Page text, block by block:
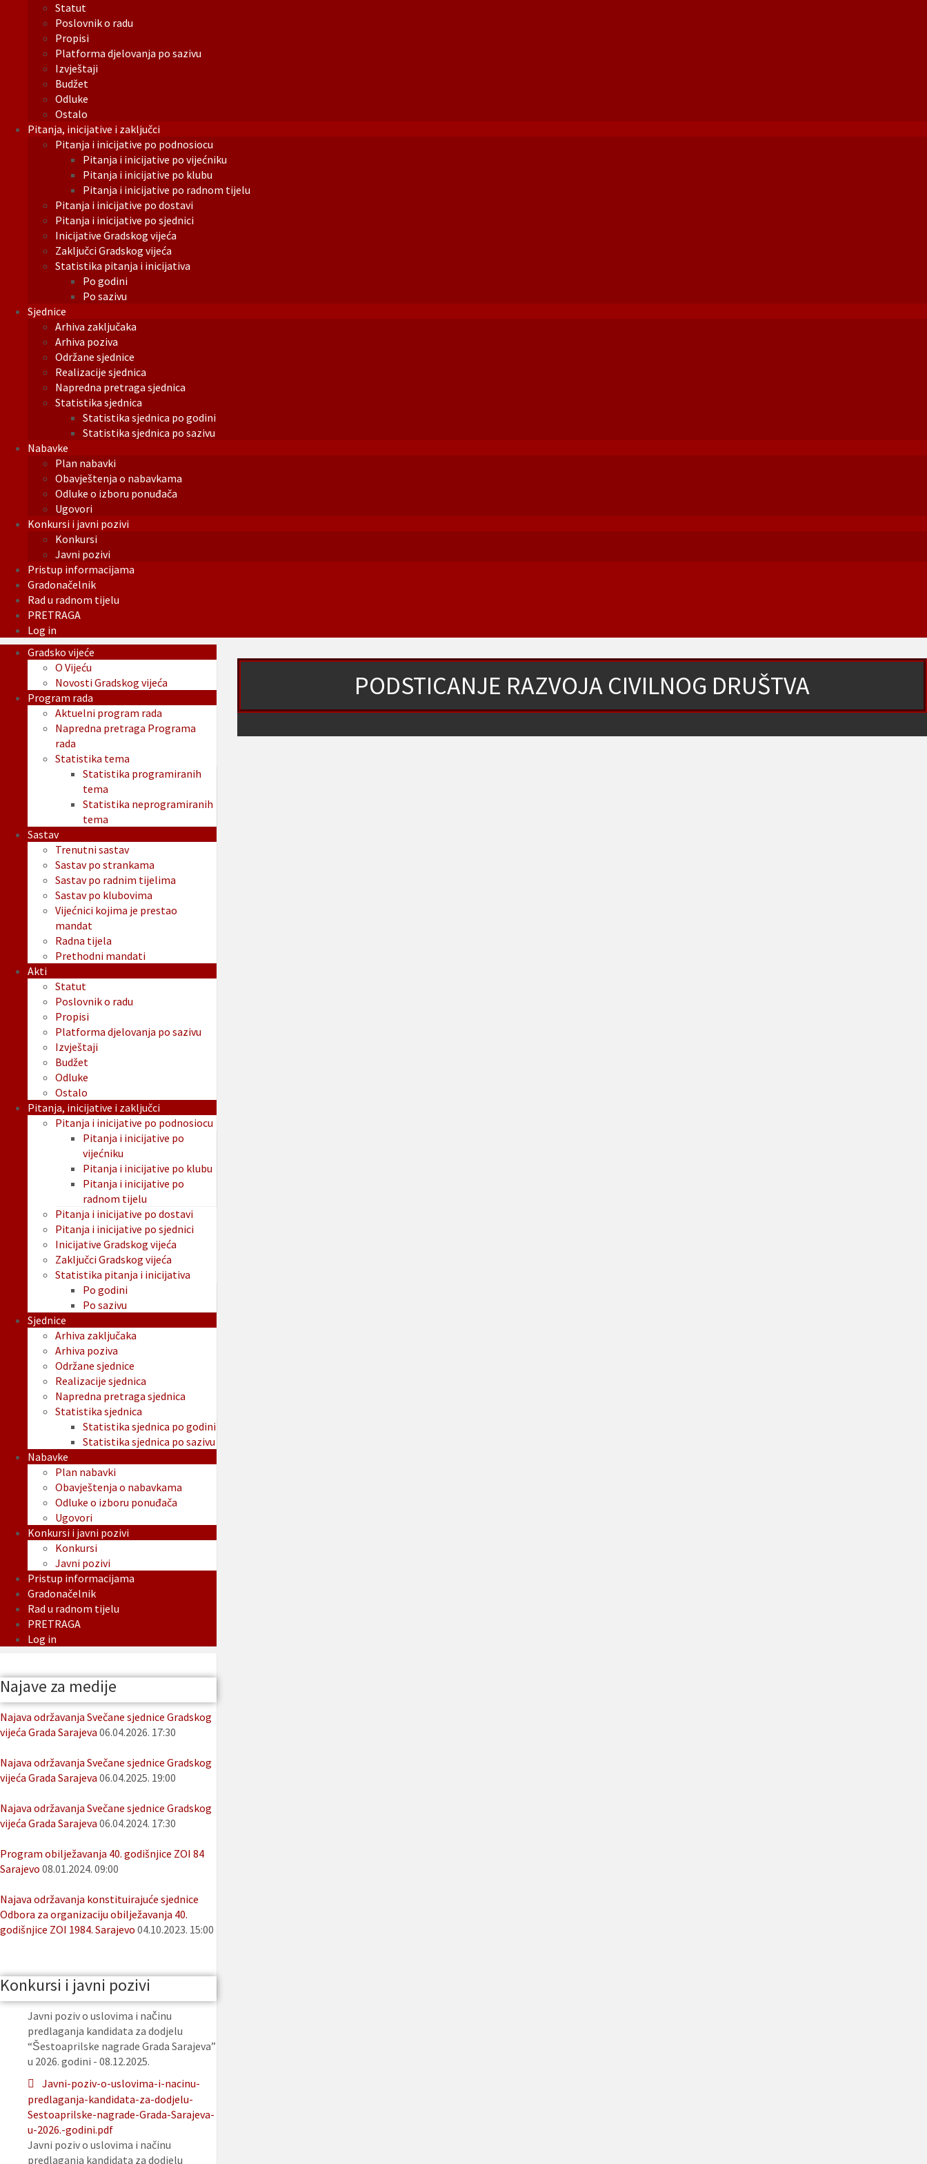
Statut
Poslovnik o radu
Propisi
Platforma djelovanja po sazivu
Izvještaji
Budžet
Odluke
Ostalo
Pitanja, inicijative i zaključci
Pitanja i inicijative po podnosiocu
Pitanja i inicijative po vijećniku
Pitanja i inicijative po klubu
Pitanja i inicijative po radnom tijelu
Pitanja i inicijative po dostavi
Pitanja i inicijative po sjednici
Inicijative Gradskog vijeća
Zaključci Gradskog vijeća
Statistika pitanja i inicijativa
Po godini
Po sazivu
Sjednice
Arhiva zaključaka
Arhiva poziva
Održane sjednice
Realizacije sjednica
Napredna pretraga sjednica
Statistika sjednica
Statistika sjednica po godini
Statistika sjednica po sazivu
Nabavke
Plan nabavki
Obavještenja o nabavkama
Odluke o izboru ponuđača
Ugovori
Konkursi i javni pozivi
Konkursi
Javni pozivi
Pristup informacijama
Gradonačelnik
Rad u radnom tijelu
PRETRAGA
Log in
PODSTICANJE RAZVOJA CIVILNOG DRUŠTVA
Gradsko vijeće
O Vijeću
Novosti Gradskog vijeća
Program rada
Aktuelni program rada
Napredna pretraga Programa
rada
Statistika tema
Statistika programiranih
tema
Statistika neprogramiranih
tema
Sastav
Trenutni sastav
Sastav po strankama
Sastav po radnim tijelima
Sastav po klubovima
Vijećnici kojima je prestao
mandat
Radna tijela
Prethodni mandati
Akti
Statut
Poslovnik o radu
Propisi
Platforma djelovanja po sazivu
Izvještaji
Budžet
Odluke
Ostalo
Pitanja, inicijative i zaključci
Pitanja i inicijative po podnosiocu
Pitanja i inicijative po
vijećniku
Pitanja i inicijative po klubu
Pitanja i inicijative po
radnom tijelu
Pitanja i inicijative po dostavi
Pitanja i inicijative po sjednici
Inicijative Gradskog vijeća
Zaključci Gradskog vijeća
Statistika pitanja i inicijativa
Po godini
Po sazivu
Sjednice
Arhiva zaključaka
Arhiva poziva
Održane sjednice
Realizacije sjednica
Napredna pretraga sjednica
Statistika sjednica
Statistika sjednica po godini
Statistika sjednica po sazivu
Nabavke
Plan nabavki
Obavještenja o nabavkama
Odluke o izboru ponuđača
Ugovori
Konkursi i javni pozivi
Konkursi
Javni pozivi
Pristup informacijama
Gradonačelnik
Rad u radnom tijelu
PRETRAGA
Log in
Najave za medije
Najava održavanja Svečane sjednice Gradskog
vijeća Grada Sarajeva 06.04.2026. 17:30
Najava održavanja Svečane sjednice Gradskog
vijeća Grada Sarajeva 06.04.2025. 19:00
Najava održavanja Svečane sjednice Gradskog
vijeća Grada Sarajeva 06.04.2024. 17:30
Program obilježavanja 40. godišnjice ZOI 84
Sarajevo 08.01.2024. 09:00
Najava održavanja konstituirajuće sjednice
Odbora za organizaciju obilježavanja 40.
godišnjice ZOI 1984. Sarajevo 04.10.2023. 15:00
Konkursi i javni pozivi
Javni poziv o uslovima i načinu
predlaganja kandidata za dodjelu
“Šestoaprilske nagrade Grada Sarajeva”
u 2026. godini - 08.12.2025.
Javni-poziv-o-uslovima-i-nacinu-
predlaganja-kandidata-za-dodjelu-
Sestoaprilske-nagrade-Grada-Sarajeva-
u-2026.-godini.pdf
Javni poziv o uslovima i načinu
predlaganja kandidata za dodjelu